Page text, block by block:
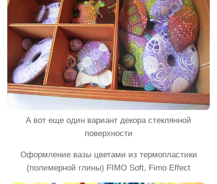
А вот еще один вариант декора стеклянной
поверхности
Оформление вазы цветами из термопластики
(полимерной глины) FIMO Soft, Fimo Effect